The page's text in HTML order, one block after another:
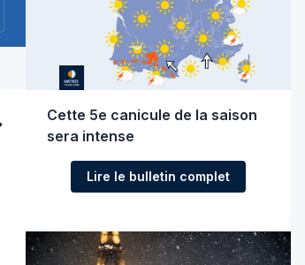
Cette 5e canicule de la saison
sera intense
Lire le bulletin complet